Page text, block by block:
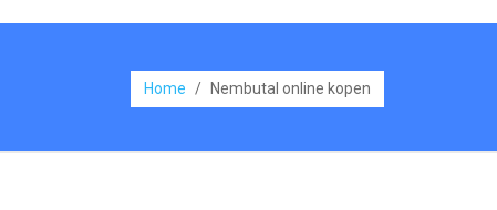
Home / Nembutal online kopen